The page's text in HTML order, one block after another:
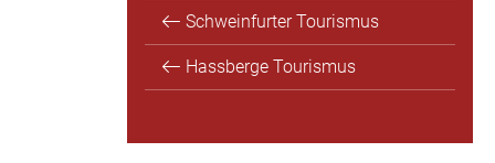
Schweinfurter Tourismus
Hassberge Tourismus